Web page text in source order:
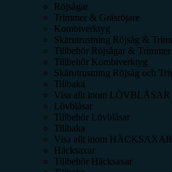
Röjsågar
Trimmer & Gräsröjare
Kombiverktyg
Skärutrustning Röjsåg &
Tillbehör Röjsågar & Trimmer
Tillbehör Kombiverktyg
Skärutrustning Röjsåg och
Tillbaka
Visa allt inom LÖVBLÅSAR
Lövblåsar
Tillbehör Lövblåsar
Tillbaka
Visa allt inom HÄCKSAXAR
Häcksaxar
Tillbehör Häcksaxar